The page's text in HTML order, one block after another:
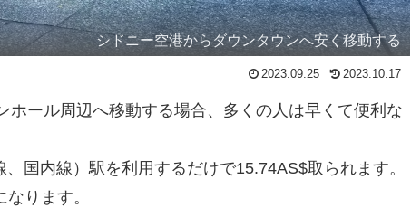
シドニー空港からダウンタウンへ安く移動する
2023.09.25 2023.10.17
ホール周辺へ移動する場合、多くの人は早くて便利な
国内線）駅を利用するだけで15.74AS$取られます。
ります。